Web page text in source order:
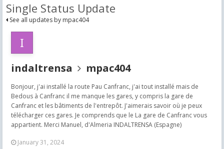
Single Status Update
See all updates by mpac404
indaltrensa mpac404
Bonjour, j'ai installé la route Pau Canfranc, j'ai tout installé mais de
Bedous à Canfranc il me manque les gares, y compris la gare de
Canfranc et les bâtiments de l'entrepôt. J'aimerais savoir où je peux
télécharger ces gares. Je comprends que le La gare de Canfranc vous
appartient. Merci Manuel, d'Almeria INDALTRENSA (Espagne)
January 31, 2024